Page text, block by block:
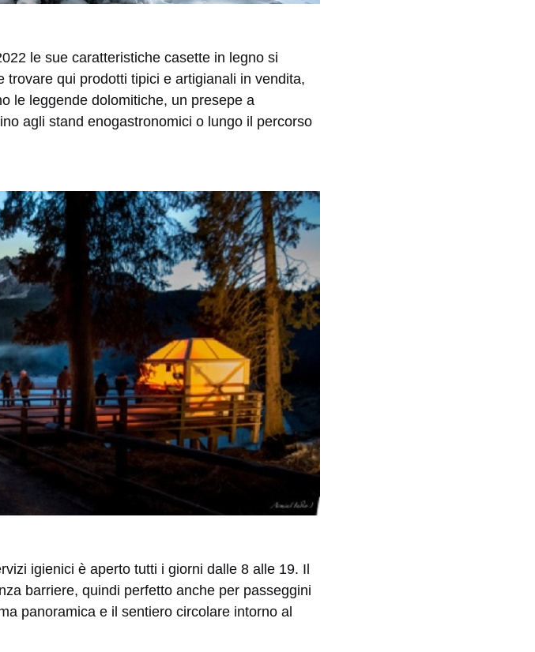
le sue caratteristiche casette in legno si
trovare qui prodotti tipici e artigianali in vendita,
le leggende dolomitiche, un presepe a
agli stand enogastronomici o lungo il percorso
igienici è aperto tutti i giorni dalle 8 alle 19. Il
barriere, quindi perfetto anche per passeggini
panoramica e il sentiero circolare intorno al